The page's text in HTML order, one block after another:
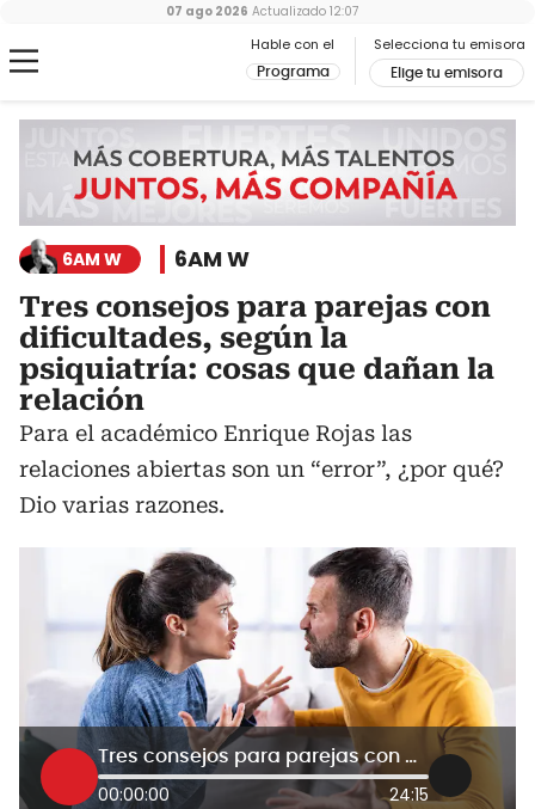
Hable con el
Programa
Selecciona tu emisora
Elige tu emisora
07 ago 2026 Actualizado 12:07
6AM W 6AM W
Tres consejos para parejas con
dificultades, según la
psiquiatría: cosas que dañan la
relación
Para el académico Enrique Rojas las
relaciones abiertas son un “error”, ¿por qué?
Dio varias razones.
Tres consejos para parejas con dificultades, según la psiquiatría: cosas que dañan la relación
00:00:00 24:15